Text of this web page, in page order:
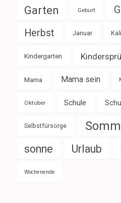
Garten Geburt
Herbst Januar
Kindergarten
Mama Mama sein
Oktober Schule
Selbstfürsorge
sonne Urlaub
Wochenende